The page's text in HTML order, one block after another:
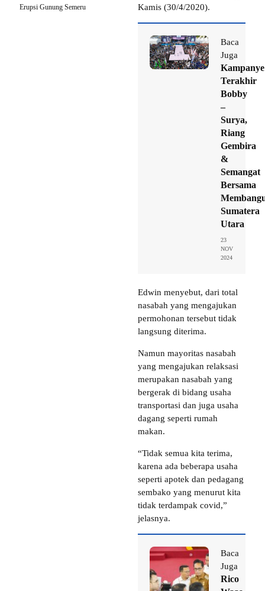
Kamis (30/4/2020).
Baca
Juga
Kampanye
Terakhir
Bobby
–
Surya,
Riang
Gembira
&
Semangat
Bersama
Sumatera
Utara
23
NOV
2024
Edwin menyebut, dari total
nasabah yang mengajukan
permohonan tersebut tidak
langsung diterima.
Namun mayoritas nasabah
yang mengajukan relaksasi
merupakan nasabah yang
bergerak di bidang usaha
transportasi dan juga usaha
dagang seperti rumah
makan.
“Tidak semua kita terima,
karena ada beberapa usaha
seperti apotek dan pedagang
sembako yang menurut kita
tidak terdampak covid,”
jelasnya.
Baca
Juga
Rico
Erupsi Gunung Semeru